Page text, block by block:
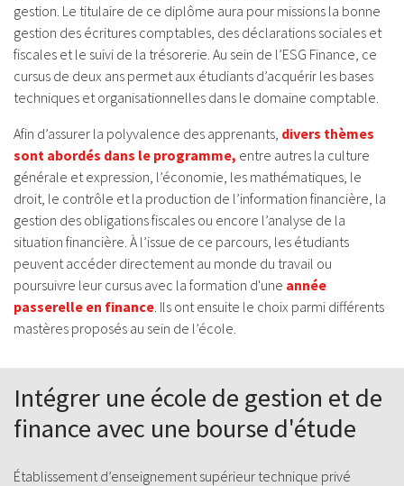
gestion. Le titulaire de ce diplôme aura pour missions la bonne
gestion des écritures comptables, des déclarations sociales et
fiscales et le suivi de la trésorerie. Au sein de l’ESG Finance, ce
cursus de deux ans permet aux étudiants d’acquérir les bases
techniques et organisationnelles dans le domaine comptable.
Afin d’assurer la polyvalence des apprenants, divers thèmes
sont abordés dans le programme, entre autres la culture
générale et expression, l’économie, les mathématiques, le
droit, le contrôle et la production de l’information financière, la
gestion des obligations fiscales ou encore l’analyse de la
situation financière. À l’issue de ce parcours, les étudiants
peuvent accéder directement au monde du travail ou
poursuivre leur cursus avec la formation d'une année
passerelle en finance. Ils ont ensuite le choix parmi différents
mastères proposés au sein de l’école.
Intégrer une école de gestion et de
finance avec une bourse d'étude
Établissement d’enseignement supérieur technique privé